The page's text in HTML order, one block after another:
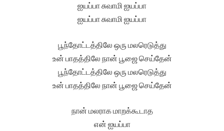
ஐயப்பா சுவாமி ஐயப்பா
ஐயப்பா சுவாமி ஐயப்பா
பூந்தோட்டத்திலே ஒரு மலரெடுத்து
உன் பாதத்திலே நான் பூஜை செய்தேன்
பூந்தோட்டத்திலே ஒரு மலரெடுத்து
உன் பாதத்திலே நான் பூஜை செய்தேன்
நான் மலராக மாறக்கூடாத
என் ஐயப்பா